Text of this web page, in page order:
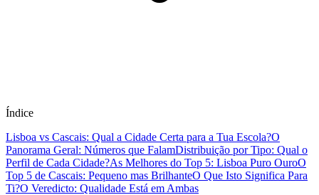
Índice
Lisboa vs Cascais: Qual a Cidade Certa para a Tua Escola?O
Panorama Geral: Números que FalamDistribuição por Tipo: Qual o
Perfil de Cada Cidade?As Melhores do Top 5: Lisboa Puro OuroO
Top 5 de Cascais: Pequeno mas BrilhanteO Que Isto Significa Para
Ti?O Veredicto: Qualidade Está em Ambas